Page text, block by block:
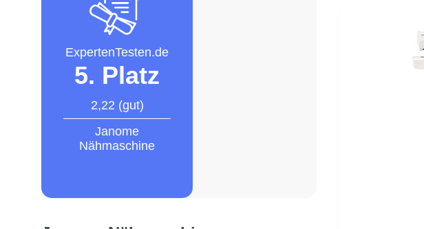
ExpertenTesten.de
5. Platz
2,22 (gut)
Janome
Nähmaschine